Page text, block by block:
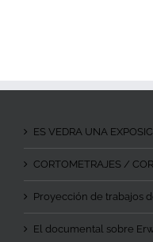
ES VEDRA UNA
CORTOMETRAJES /
Proyección de trabajos
El documental sobre